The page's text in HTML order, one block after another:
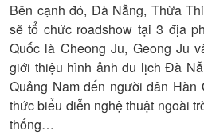
Bên cạnh đó, Đà Nẵng, Thừa
sẽ tổ chức roadshow tại 3 địa
Quốc là Cheong Ju, Geong Ju
giới thiệu hình ảnh du lịch Đà
Quảng Nam đến người dân Hàn
thức biểu diễn nghệ thuật ngoài
thống…